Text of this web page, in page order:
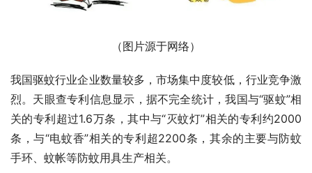
（图片源于网络）
我国驱蚊行业企业数量较多，市场集中度较低，行业竞争激
烈。天眼查专利信息显示，据不完全统计，我国与“驱蚊”相
关的专利超过1.6万条，其中与“灭蚊灯”相关的专利约2000
条，与“电蚊香”相关的专利超2200条，其余的主要与防蚊
手环、蚊帐等防蚊用具生产相关。